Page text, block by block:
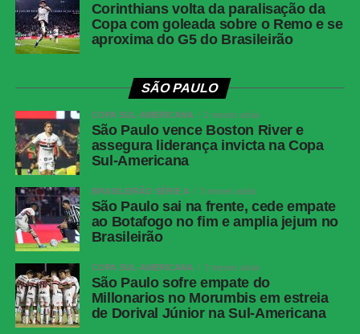
Corinthians volta da paralisação da
Copa com goleada sobre o Remo e se
aproxima do G5 do Brasileirão
SÃO PAULO
COPA SUL-AMERICANA 2 meses atrás
São Paulo vence Boston River e
assegura liderança invicta na Copa
Sul-Americana
BRASILEIRÃO SÉRIE A 3 meses atrás
São Paulo sai na frente, cede empate
ao Botafogo no fim e amplia jejum no
Brasileirão
COPA SUL-AMERICANA 3 meses atrás
São Paulo sofre empate do
Millonarios no Morumbis em estreia
de Dorival Júnior na Sul-Americana